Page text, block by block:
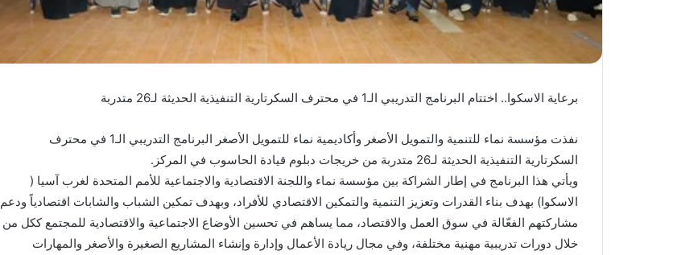
برعاية الاسكوا.. اختتام البرنامج التدريبي الـ1 في محترف السكرتارية التنفيذية الحديثة لـ26 متدربة
نفذت مؤسسة نماء للتنمية والتمويل الأصغر وأكاديمية نماء للتمويل الأصغر البرنامج التدريبي الـ1 في محترف
السكرتارية التنفيذية الحديثة لـ26 متدربة من خريجات دبلوم قيادة الحاسوب في المركز.
ويأتي هذا البرنامج في إطار الشراكة بين مؤسسة نماء واللجنة الاقتصادية والاجتماعية للأمم المتحدة لغرب آسيا (
الاسكوا) بهدف بناء القدرات وتعزيز التنمية والتمكين الاقتصادي للأفراد، وبهدف تمكين الشباب والشابات اقتصادياً ودعم
مشاركتهم الفعّالة في سوق العمل والاقتصاد، مما يساهم في تحسين الأوضاع الاجتماعية والاقتصادية للمجتمع ككل من
خلال دورات تدريبية مهنية مختلفة، وفي مجال ريادة الأعمال وإدارة وإنشاء المشاريع الصغيرة والأصغر والمهارات